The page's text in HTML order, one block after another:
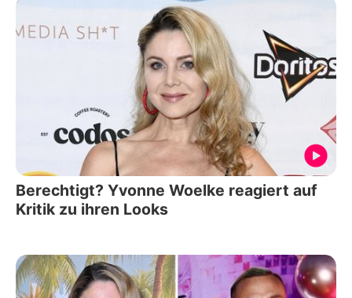
Berechtigt? Yvonne Woelke reagiert auf
Kritik zu ihren Looks